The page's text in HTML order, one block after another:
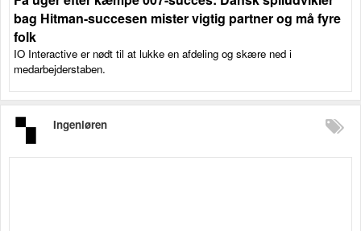
bag Hitman-succesen mister vigtig partner og må fyre
folk
IO Interactive er nødt til at lukke en afdeling og skære ned i
medarbejderstaben.
Ingeniøren